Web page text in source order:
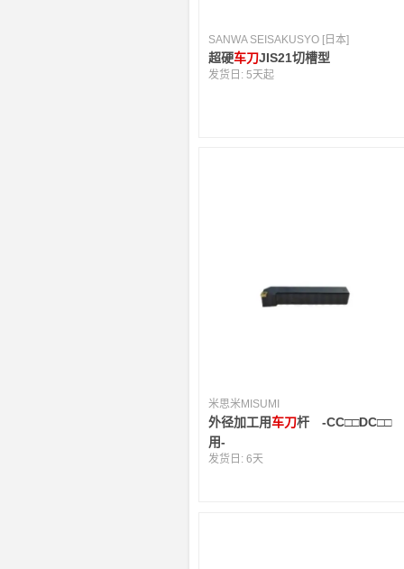
SANWA SEISAKUSYO [日本]
超硬车刀JIS21切槽型
发货日:5天起
米思米MISUMI
外径加工用车刀杆 -CC□□DC□□
用-
发货日:6天